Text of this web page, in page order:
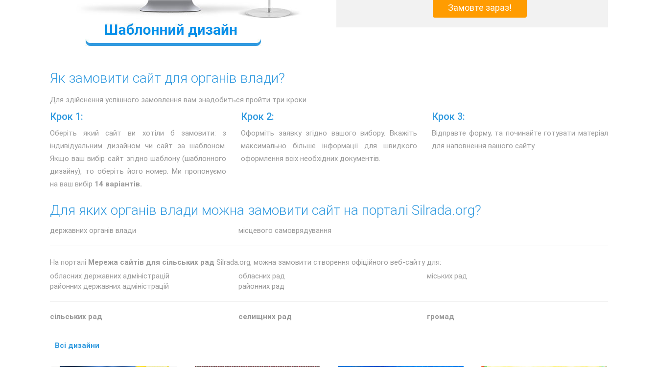
Замовте зараз!
Як замовити сайт для органів влади?
Для здійснення успішного замовлення вам знадобиться пройти три кроки
Крок 1:
Оберіть який сайт ви хотіли б замовити: з
індивідуальним дизайном чи сайт за шаблоном.
Якщо ваш вибір сайт згідно шаблону (шаблонного
дизайну), то оберіть його номер. Ми пропонуємо
на ваш вибір 14 варіантів.
Крок 2:
Оформіть заявку згідно вашого вибору. Вкажіть
максимально більше інформації для швидкого
оформлення всіх необхідних документів.
Крок 3:
Відправте форму, та починайте готувати матеріал
для наповнення вашого сайту.
Для яких органів влади можна замовити сайт на порталі Silrada.org?
державних органів влади місцевого самоврядування
На порталі Мережа сайтів для сільських рад Silrada.org, можна замовити створення офіційного веб-сайту для:
обласних державних адміністрацій
районних державних адміністрацій
обласних рад
районних рад
міських рад
сільських рад селищних рад громад
Всі дизайни